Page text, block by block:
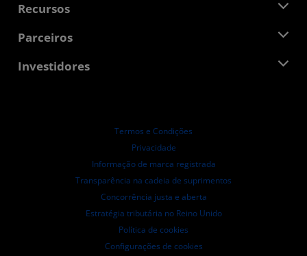
Responsibilidade Corporativa
Oportunidades de Emprego
Contato AMD
Sala de Imprensa
Bibliotecas de Mídias
Recursos
Central do desenvolvedor
Estudos de caso
Parceiros
AMD Partner Hub
Investidores
Conselho de Administração
Documentos de Governança
Arquivos da SEC
Termos e Condições
Privacidade
Informação de marca registrada
Transparência na cadeia de suprimentos
Concorrência justa e aberta
Estratégia tributária no Reino Unido
Política de cookies
Configurações de cookies